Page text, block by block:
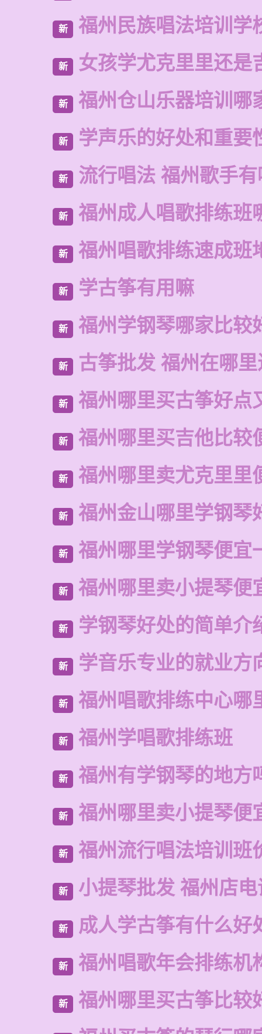
新 福州民族唱法培训学
新 女孩学尤克里里还是
新 福州仓山乐器培训哪
新 学声乐的好处和重要
新 流行唱法 福州歌手
新 福州成人唱歌排练班
新 福州唱歌排练速成班
新 学古筝有用嘛
新 福州学钢琴哪家比较
新 古筝批发 福州在哪
新 福州哪里买古筝好点
新 福州哪里买吉他比较
新 福州哪里卖尤克里里
新 福州金山哪里学钢琴
新 福州哪里学钢琴便宜
新 福州哪里卖小提琴便
新 学钢琴好处的简单介
新 学音乐专业的就业方
新 福州唱歌排练中心哪
新 福州学唱歌排练班
新 福州有学钢琴的地方
新 福州哪里卖小提琴便
新 福州流行唱法培训班
新 小提琴批发 福州店
新 成人学古筝有什么好
新 福州唱歌年会排练机
新 福州哪里买古筝比较